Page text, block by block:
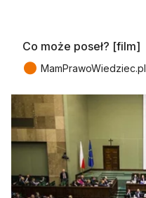
Co może poseł? [film]
● MamPrawoWiedziec.pl